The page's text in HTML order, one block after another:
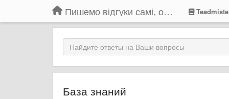
Пишемо відгуки самі, обговорюємо інші ідеї та пропозиції до Громадського Телебачення
База знаний